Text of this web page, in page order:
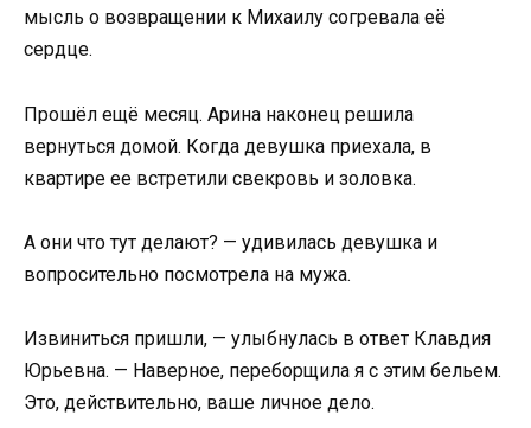
мысль о возвращении к Михаилу согревала её
сердце.
Прошёл ещё месяц. Арина наконец решила
вернуться домой. Когда девушка приехала, в
квартире ее встретили свекровь и золовка.
А они что тут делают? — удивилась девушка и
вопросительно посмотрела на мужа.
Извиниться пришли, — улыбнулась в ответ Клавдия
Юрьевна. — Наверное, переборщила я с этим бельем.
Это, действительно, ваше личное дело.